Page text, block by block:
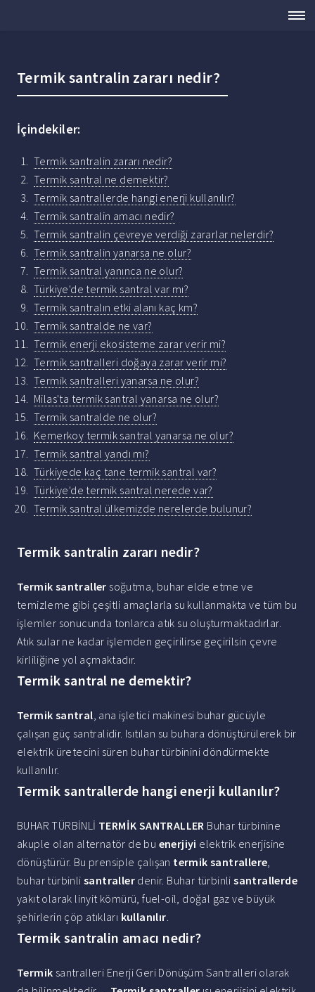
Termik santralin zararı nedir?
İçindekiler:
Termik santralin zararı nedir?
Termik santral ne demektir?
Termik santrallerde hangi enerji kullanılır?
Termik santralin amacı nedir?
Termik santralin çevreye verdiği zararlar nelerdir?
Termik santralin yanarsa ne olur?
Termik santral yanınca ne olur?
Türkiye'de termik santral var mı?
Termik santralın etki alanı kaç km?
Termik santralde ne var?
Termik enerji ekosisteme zarar verir mi?
Termik santralleri doğaya zarar verir mi?
Termik santralleri yanarsa ne olur?
Milas'ta termik santral yanarsa ne olur?
Termik santralde ne olur?
Kemerkoy termik santral yanarsa ne olur?
Termik santral yandı mı?
Türkiyede kaç tane termik santral var?
Türkiye'de termik santral nerede var?
Termik santral ülkemizde nerelerde bulunur?
Termik santralin zararı nedir?
Termik santraller soğutma, buhar elde etme ve
temizleme gibi çeşitli amaçlarla su kullanmakta ve tüm bu
işlemler sonucunda tonlarca atık su oluşturmaktadırlar.
Atık sular ne kadar işlemden geçirilirse geçirilsin çevre
kirliliğine yol açmaktadır.
Termik santral ne demektir?
Termik santral, ana işletici makinesi buhar gücüyle
çalışan güç santralidir. Isıtılan su buhara dönüştürülerek bir
elektrik üretecini süren buhar türbinini döndürmekte
kullanılır.
Termik santrallerde hangi enerji kullanılır?
BUHAR TÜRBİNLİ TERMİK SANTRALLER Buhar türbinine
akuple olan alternatör de bu enerjiyi elektrik enerjisine
dönüştürür. Bu prensiple çalışan termik santrallere,
buhar türbinlisantraller denir. Buhar türbinlisantrallerde
yakıt olarak linyit kömürü, fuel-oil, doğal gaz ve büyük
şehirlerin çöp atıkları kullanılır.
Termik santralin amacı nedir?
Termik santralleri Enerji Geri Dönüşüm Santralleri olarak